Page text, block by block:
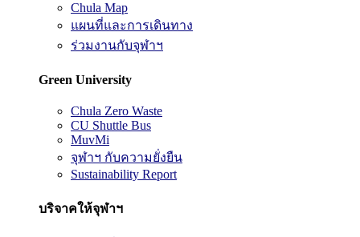
Chula Map
แผนที่และการเดินทาง
ร่วมงานกับจุฬาฯ
Green University
Chula Zero Waste
CU Shuttle Bus
MuvMi
จุฬาฯ กับความยั่งยืน
Sustainability Report
บริจาคให้จุฬาฯ